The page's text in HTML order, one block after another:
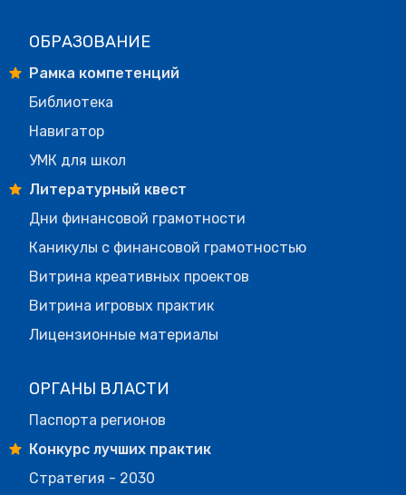
ОБРАЗОВАНИЕ
Рамка компетенций
Библиотека
Навигатор
УМК для школ
Литературный квест
Дни финансовой грамотности
Каникулы с финансовой грамотностью
Витрина креативных проектов
Витрина игровых практик
Лицензионные материалы
ОРГАНЫ ВЛАСТИ
Паспорта регионов
Конкурс лучших практик
Стратегия - 2030